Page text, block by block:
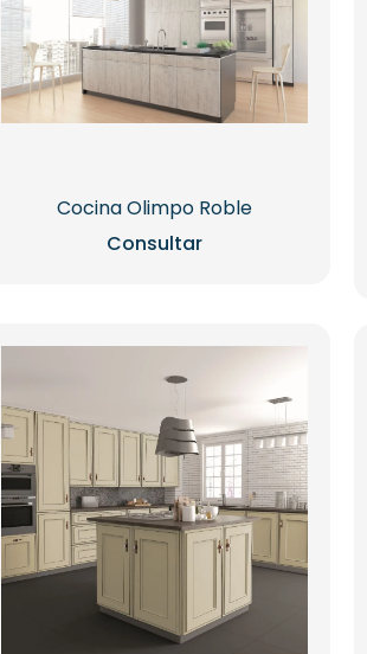
Cocina Olimpo Roble
Consultar